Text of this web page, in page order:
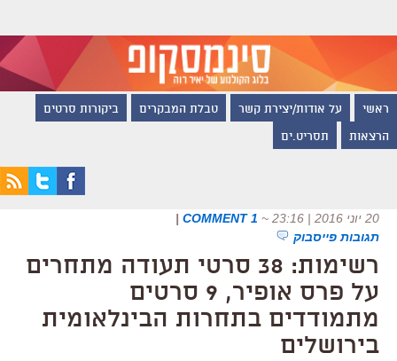
ראשי על אודות/יצירת קשר טבלת המבקרים ביקורות סרטים
הרצאות תסריט.ים
20 יוני 2016 | 23:16 ~
1 COMMENT
|
תגובות פייסבוק
רשימות: 38 סרטי תעודה מתחרים
על פרס אופיר, 9 סרטים
מתמודדים בתחרות הבינלאומית
בירושלים